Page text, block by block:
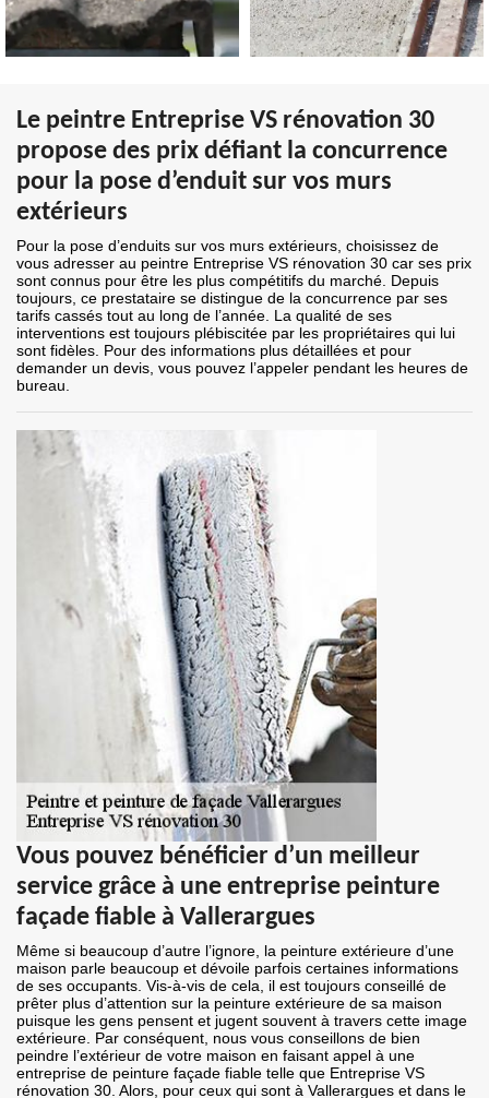
Le peintre Entreprise VS rénovation 30
propose des prix défiant la concurrence
pour la pose d’enduit sur vos murs
extérieurs
Pour la pose d’enduits sur vos murs extérieurs, choisissez de
vous adresser au peintre Entreprise VS rénovation 30 car ses prix
sont connus pour être les plus compétitifs du marché. Depuis
toujours, ce prestataire se distingue de la concurrence par ses
tarifs cassés tout au long de l’année. La qualité de ses
interventions est toujours plébiscitée par les propriétaires qui lui
sont fidèles. Pour des informations plus détaillées et pour
demander un devis, vous pouvez l’appeler pendant les heures de
bureau.
Vous pouvez bénéficier d’un meilleur
service grâce à une entreprise peinture
façade fiable à Vallerargues
Même si beaucoup d’autre l’ignore, la peinture extérieure d’une
maison parle beaucoup et dévoile parfois certaines informations
de ses occupants. Vis-à-vis de cela, il est toujours conseillé de
prêter plus d’attention sur la peinture extérieure de sa maison
puisque les gens pensent et jugent souvent à travers cette image
extérieure. Par conséquent, nous vous conseillons de bien
peindre l’extérieur de votre maison en faisant appel à une
entreprise de peinture façade fiable telle que Entreprise VS
rénovation 30. Alors, pour ceux qui sont à Vallerargues et dans le